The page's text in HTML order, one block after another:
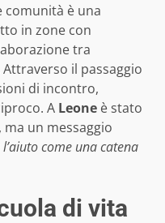
comunità è una
in zone con
tra
il passaggio
di incontro,
A Leone è stato
, ma un messaggio
come una catena
di vita